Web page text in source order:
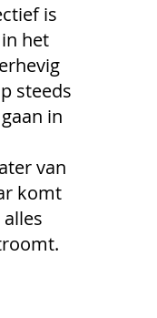
is
het
steeds
in
van
komt